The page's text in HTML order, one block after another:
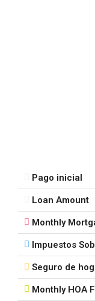
Pago inicial
Loan Amount
Monthly
Impuestos
Seguro de
Monthly HOA